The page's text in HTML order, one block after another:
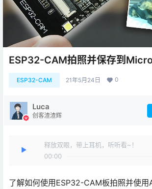
ESP32-CAM拍照并保存到
ESP32-CAM 21年5月24日 0
Luca
创客渣渣辉
释放双眼，带上耳机，听听看~！
00:00
了解如何使用ESP32-CAM板拍照并使